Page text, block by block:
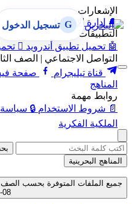
الإشعارات
🔔 إدارة الإشعارات
التطبيقات
🤖 تحميل تطبيق أندرويد 
التواصل الاجتماعي | الصف
قناة تيليجرام
صفحة
المناهج
روابط مهمة
📄 شروط الاستخدام 🔒
الملكية الفكرية
G تسجيل الدخول
المناهج البحرينية
08-2026